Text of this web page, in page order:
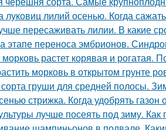
луковиц лилий осенью. Когда
пересаживать лилии. В какие
этапе переноса эмбрионов.
растет корявая и рогатая.
морковь в открытом грунте
груши для средней полосы.
стрижка. Когда удобрять газон
лучше посеять под зиму.